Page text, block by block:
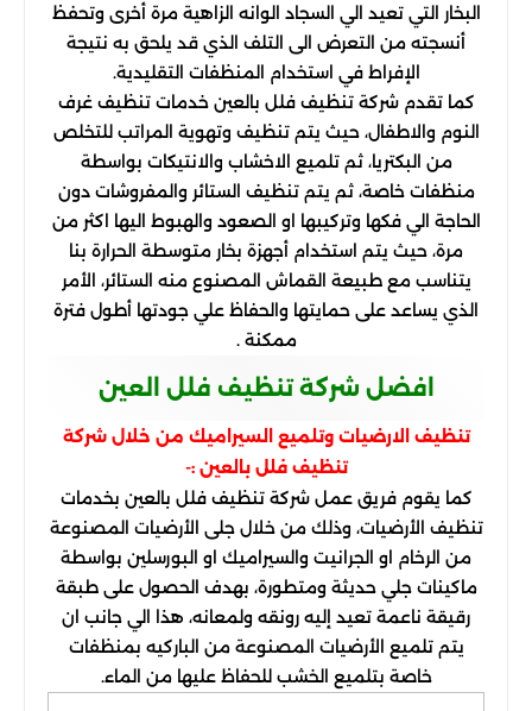
البخار التي تعيد الي السجاد الوانه الزاهية مرة أخرى وتحفظ
أنسجته من التعرض الى التلف الذي قد يلحق به نتيجة
الإفراط في استخدام المنظفات التقليدية.
كما تقدم شركة تنظيف فلل بالعين خدمات تنظيف غرف
النوم والاطفال، حيث يتم تنظيف وتهوية المراتب للتخلص
من البكتريا، ثم تلميع الاخشاب والانتيكات بواسطة
منظفات خاصة، ثم يتم تنظيف الستائر والمفروشات دون
الحاجة الي فكها وتركيبها او الصعود والهبوط اليها اكثر من
مرة، حيث يتم استخدام أجهزة بخار متوسطة الحرارة بنا
يتناسب مع طبيعة القماش المصنوع منه الستائر، الأمر
الذي يساعد على حمايتها والحفاظ علي جودتها أطول فترة
ممكنة .
افضل شركة تنظيف فلل العين
تنظيف الارضيات وتلميع السيراميك من خلال شركة
تنظيف فلل بالعين :-
كما يقوم فريق عمل شركة تنظيف فلل بالعين بخدمات
تنظيف الأرضيات، وذلك من خلال جلى الأرضيات المصنوعة
من الرخام او الجرانيت والسيراميك او البورسلين بواسطة
ماكينات جلي حديثة ومتطورة، بهدف الحصول على طبقة
رقيقة ناعمة تعيد إليه رونقه ولمعانه، هذا الي جانب ان
يتم تلميع الأرضيات المصنوعة من الباركيه بمنظفات
خاصة بتلميع الخشب للحفاظ عليها من الماء.